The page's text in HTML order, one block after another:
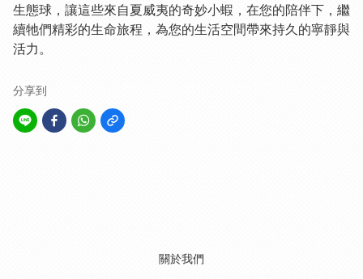
生態球，讓這些來自夏威夷的奇妙小蝦，在您的陪伴下，繼
續牠們精彩的生命旅程，為您的生活空間帶來持久的寧靜與
活力。
分享到
關於我們